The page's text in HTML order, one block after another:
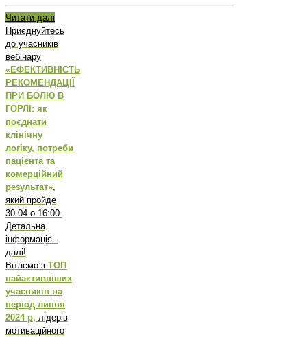
Читати далі
Приєднуйтесь
до учасників
вебінару
«ЕФЕКТИВНІСТЬ
РЕКОМЕНДАЦІЇ
ПРИ БОЛЮ В
ГОРЛІ: як
поєднати
клінічну
логіку, потреби
пацієнта та
комерційний
результат»
який пройде
30.04 о 16:00.
Детальна
інформація -
далі!
Вітаємо з ТОП
найактивніших
учасників на
період липня
2024 р, лідерів
мотиваційного